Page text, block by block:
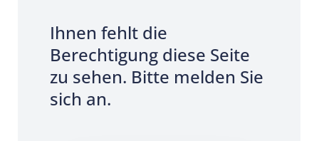
Ihnen fehlt die
Berechtigung diese Seite
zu sehen. Bitte melden Sie
sich an.